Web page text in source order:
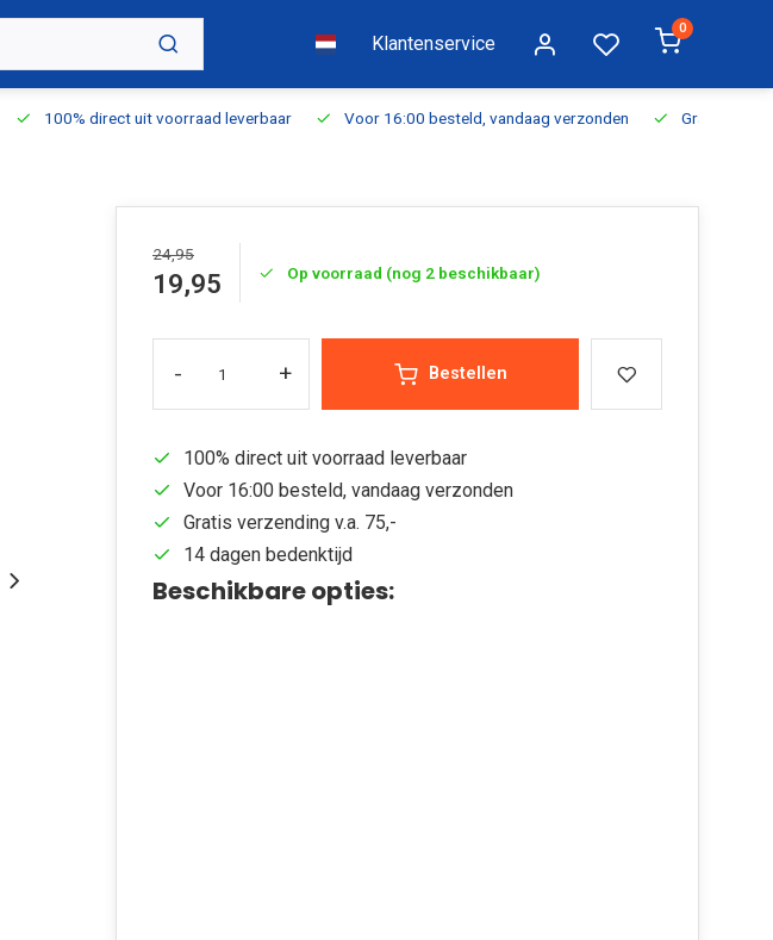
Klantenservice
0
100% direct uit voorraad leverbaar Voor 16:00 besteld, vandaag verzonden Gratis
24,95
19,95 Op voorraad (nog 2 beschikbaar)
- + Bestellen
100% direct uit voorraad leverbaar
Voor 16:00 besteld, vandaag verzonden
Gratis verzending v.a. 75,-
14 dagen bedenktijd
Beschikbare opties: